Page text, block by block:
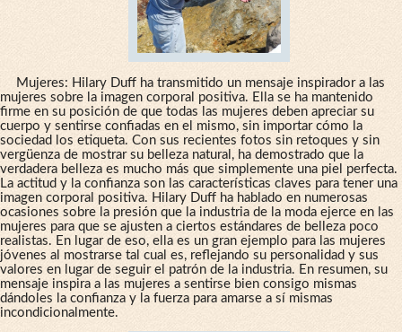
Mujeres: Hilary Duff ha transmitido un mensaje inspirador a las
mujeres sobre la imagen corporal positiva. Ella se ha mantenido
firme en su posición de que todas las mujeres deben apreciar su
cuerpo y sentirse confiadas en el mismo, sin importar cómo la
sociedad los etiqueta. Con sus recientes fotos sin retoques y sin
vergüenza de mostrar su belleza natural, ha demostrado que la
verdadera belleza es mucho más que simplemente una piel perfecta.
La actitud y la confianza son las características claves para tener una
imagen corporal positiva. Hilary Duff ha hablado en numerosas
ocasiones sobre la presión que la industria de la moda ejerce en las
mujeres para que se ajusten a ciertos estándares de belleza poco
realistas. En lugar de eso, ella es un gran ejemplo para las mujeres
jóvenes al mostrarse tal cual es, reflejando su personalidad y sus
valores en lugar de seguir el patrón de la industria. En resumen, su
mensaje inspira a las mujeres a sentirse bien consigo mismas
dándoles la confianza y la fuerza para amarse a sí mismas
incondicionalmente.